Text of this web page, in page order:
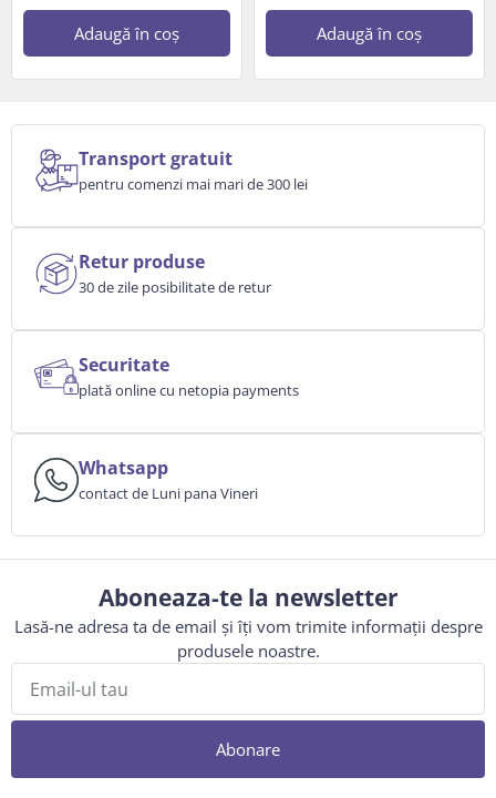
Adaugă în coș Adaugă în coș
Transport gratuit
pentru comenzi mai mari de 300 lei
Retur produse
30 de zile posibilitate de retur
Securitate
plată online cu netopia payments
Whatsapp
contact de Luni pana Vineri
Aboneaza-te la newsletter
Lasă-ne adresa ta de email și îți vom trimite informații despre
produsele noastre.
Abonare